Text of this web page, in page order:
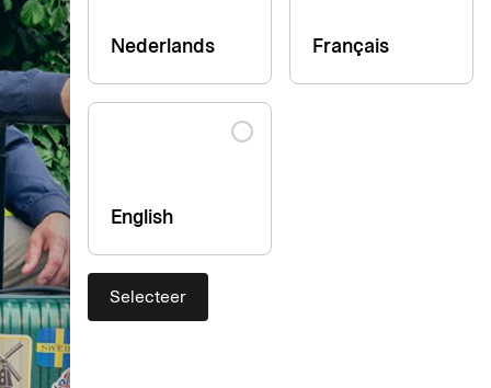
Nederlands Français
English
Selecteer